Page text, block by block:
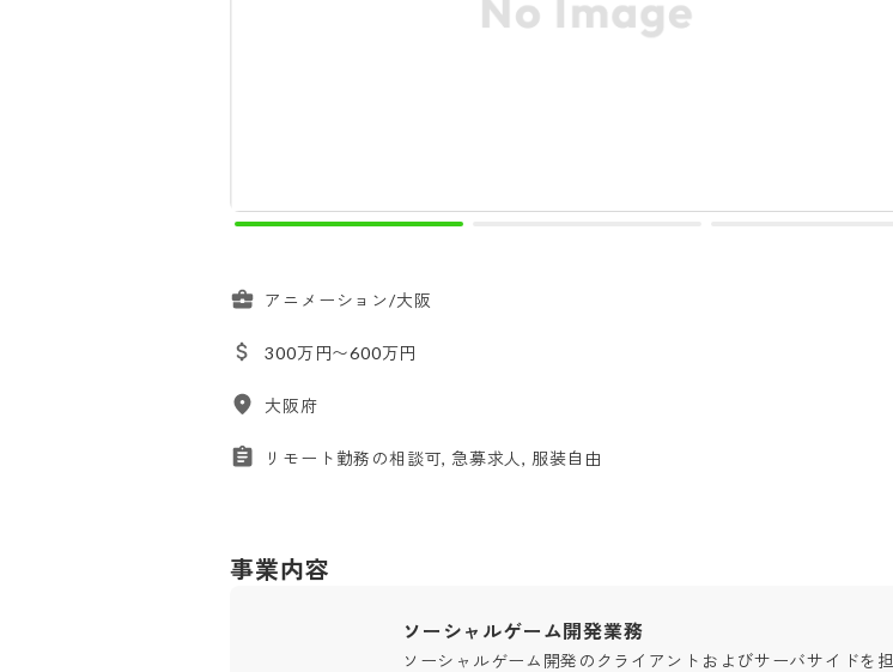
アニメーション/大阪
300万円〜600万円
大阪府
リモート勤務の相談可, 急募求人, 服装自由
事業内容
ソーシャルゲーム開発業務
ソーシャルゲーム開発のクライアントおよびサーバサイドを担